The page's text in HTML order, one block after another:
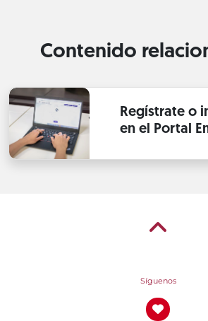
Contenido
Regístrate o
en el Portal
Síguenos